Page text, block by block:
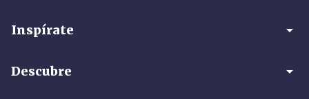
Inspírate arrow_drop_down
Descubre arrow_drop_down